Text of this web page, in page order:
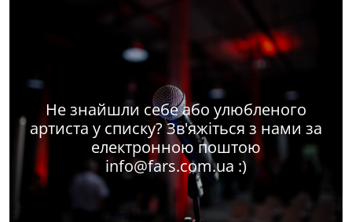
Не знайшли себе або улюбленого
артиста у списку? Зв'яжіться з нами за
електронною поштою
info@fars.com.ua :)